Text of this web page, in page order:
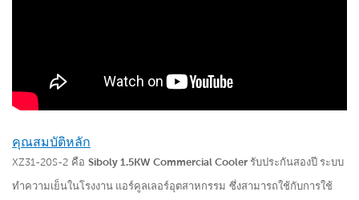
คุณสมบัติหลัก
XZ31-20S-2 คือ Siboly 1.5KW Commercial Cooler รับประกันสองปี ระบบ
ทำความเย็นในโรงงาน แอร์คูลเลอร์อุตสาหกรรม ซึ่งสามารถใช้กับการใช้